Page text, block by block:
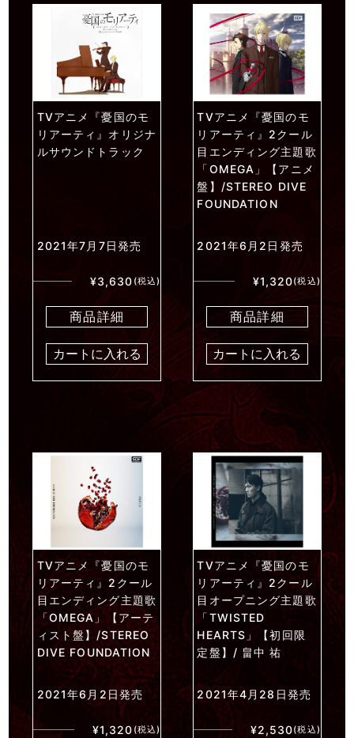
TVアニメ『憂国のモ
リアーティ』オリジナ
ルサウンドトラック
2021年7月7日発売
¥3,630 (税込)
商品詳細
カートに入れる
TVアニメ『憂国のモ
リアーティ』2クール
目エンディング主題歌
「OMEGA」【アニメ
盤】/STEREO DIVE
FOUNDATION
2021年6月2日発売
¥1,320(税込)
商品詳細
カートに入れる
TVアニメ『憂国のモ
リアーティ』2クール
目エンディング主題歌
「OMEGA」【アーテ
ィスト盤】/STEREO
DIVE FOUNDATION
2021年6月2日発売
¥1,320 (税込)
TVアニメ『憂国のモ
リアーティ』2クール
目オープニング主題歌
「TWISTED
HEARTS」【初回限
定盤】/ 畠中 祐
2021年4月28日発売
¥2,530(税込)